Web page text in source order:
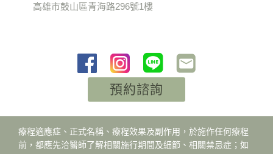
高雄市鼓山區青海路296號1樓
預約諮詢
療程適應症、正式名稱、療程效果及副作用，於施作任何療程
前，都應先洽醫師了解相關施行期間及細節、相關禁忌症；如